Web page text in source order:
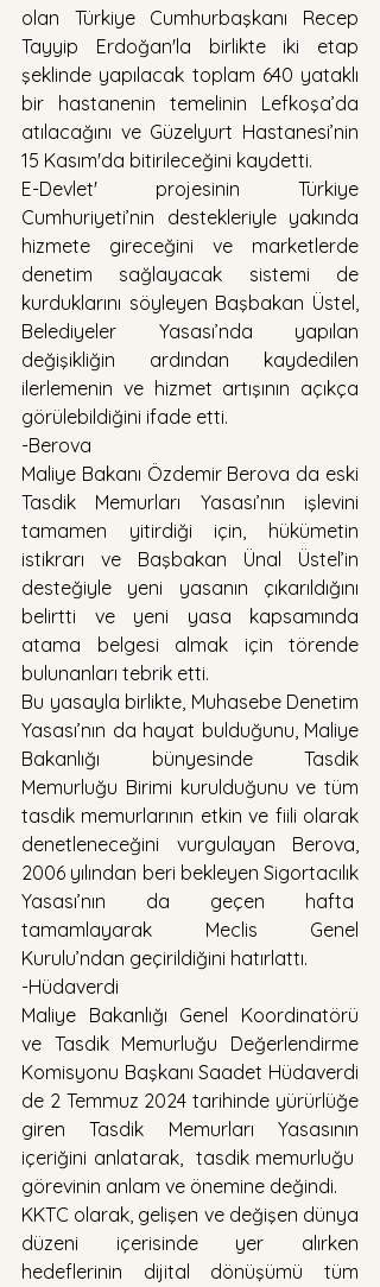
olan Türkiye Cumhurbaşkanı Recep
Tayyip Erdoğan'la birlikte iki etap
şeklinde yapılacak toplam 640 yataklı
bir hastanenin temelinin Lefkoşa’da
atılacağını ve Güzelyurt Hastanesi’nin
15 Kasım'da bitirileceğini kaydetti.
E-Devlet' projesinin Türkiye
Cumhuriyeti’nin destekleriyle yakında
hizmete gireceğini ve marketlerde
denetim sağlayacak sistemi de
kurduklarını söyleyen Başbakan Üstel,
Belediyeler Yasası’nda yapılan
değişikliğin ardından kaydedilen
ilerlemenin ve hizmet artışının açıkça
görülebildiğini ifade etti.
-Berova
Maliye Bakanı Özdemir Berova da eski
Tasdik Memurları Yasası’nın işlevini
tamamen yitirdiği için, hükümetin
istikrarı ve Başbakan Ünal Üstel’in
desteğiyle yeni yasanın çıkarıldığını
belirtti ve yeni yasa kapsamında
atama belgesi almak için törende
bulunanları tebrik etti.
Bu yasayla birlikte, Muhasebe Denetim
Yasası’nın da hayat bulduğunu, Maliye
Bakanlığı bünyesinde Tasdik
Memurluğu Birimi kurulduğunu ve tüm
tasdik memurlarının etkin ve fiili olarak
denetleneceğini vurgulayan Berova,
2006 yılından beri bekleyen Sigortacılık
Yasası’nın da geçen hafta
tamamlayarak Meclis Genel
Kurulu’ndan geçirildiğini hatırlattı.
-Hüdaverdi
Maliye Bakanlığı Genel Koordinatörü
ve Tasdik Memurluğu Değerlendirme
Komisyonu Başkanı Saadet Hüdaverdi
de 2 Temmuz 2024 tarihinde yürürlüğe
giren Tasdik Memurları Yasasının
içeriğini anlatarak,  tasdik memurluğu
görevinin anlam ve önemine değindi.
KKTC olarak, gelişen ve değişen dünya
düzeni içerisinde yer alırken
hedeflerinin dijital dönüşümü tüm